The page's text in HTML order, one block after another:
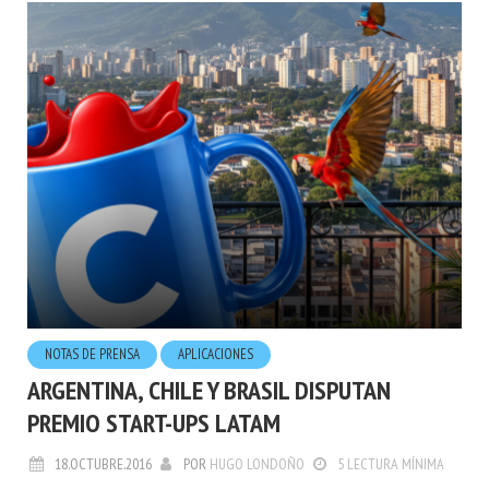
NOTAS DE PRENSA APLICACIONES
ARGENTINA, CHILE Y BRASIL DISPUTAN
PREMIO START-UPS LATAM
18.OCTUBRE.2016 POR HUGO LONDOÑO 5 LECTURA MÍNIMA